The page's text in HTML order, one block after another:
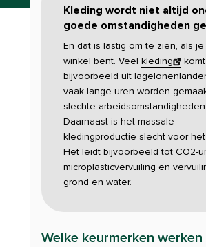
Kleding wordt niet altijd
goede omstandigheden
En dat is lastig om te zien, als
winkel bent. Veel kleding
komt
bijvoorbeeld uit
vaak lange uren worden
slechte arbeidsomstandigheden.
Daarnaast is het massale
kledingproductie slecht voor het
Het leidt bijvoorbeeld tot CO2-
microplasticvervuiling en
grond en water.
Welke keurmerken